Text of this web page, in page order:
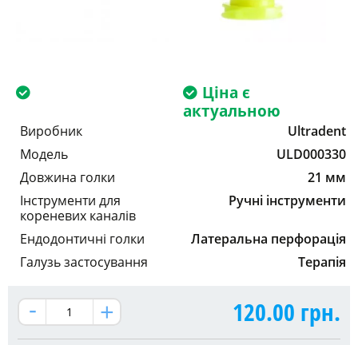
Ціна є
актуальною
Виробник
Ultradent
Модель
ULD000330
Довжина голки
21 мм
Інструменти для
кореневих каналів
Ручні інструменти
Ендодонтичні голки
Латеральна перфорація
Галузь застосування
Терапія
120.00 грн.